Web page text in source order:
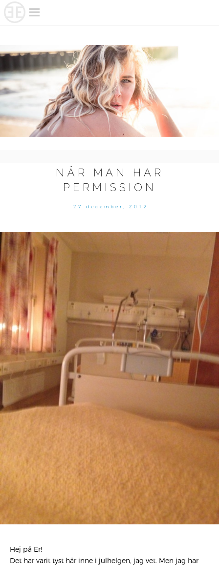
content
NÄR MAN HAR
PERMISSION
27 december, 2012
Hej på Er!
Det har varit tyst här inne i julhelgen, jag vet. Men jag har